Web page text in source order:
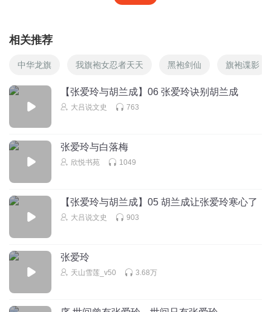
相关推荐
中华龙旗 我旗袍女忍者天天 黑袍剑仙 旗袍谍影
【张爱玲与胡兰成】06 张爱玲诀别胡兰成
大吕说文史 763
张爱玲与白落梅
欣悦书苑 1049
【张爱玲与胡兰成】05 胡兰成让张爱玲寒心了
大吕说文史 903
张爱玲
天山雪莲_v50 3.68万